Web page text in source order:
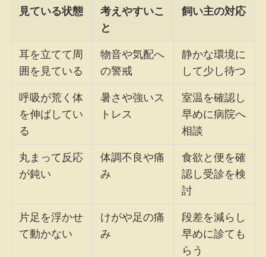
見ている状態
考えやすいこ
と
飼い主の対応
耳を立てて周
囲を見ている
物音や気配へ
の警戒
静かな環境に
して少し待つ
呼吸が荒く体
を伸ばしてい
る
暑さや強いス
トレス
室温を確認し
早めに病院へ
相談
丸まって反応
が鈍い
体調不良や痛
み
食欲と便を確
認し受診を検
討
片足を浮かせ
て動かない
けがや足の痛
み
段差を減らし
早めに診ても
らう